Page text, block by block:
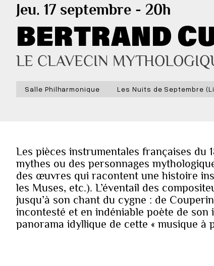
Jeu. 17 septembre - 20h
BERTRAND
LE CLAVECIN
Salle Philharmonique Les Nuits de Septembre
Les pièces instrumentales françaises du
mythes ou des personnages
des œuvres qui racontent une histoire
les Muses, etc.). L’éventail des
jusqu’à son chant du cygne : de
incontesté et en indéniable poète de
panorama idyllique de cette « musique à